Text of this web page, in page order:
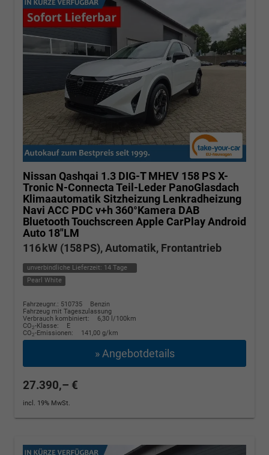
Nissan Qashqai 1.3 DIG-T MHEV 158 PS X-
Tronic N-Connecta Teil-Leder PanoGlasdach
Klimaautomatik Sitzheizung Lenkradheizung
Navi ACC PDC v+h 360°Kamera DAB
Bluetooth Touchscreen Apple CarPlay Android
Auto 18"LM
116 kW (158 PS), Automatik, Frontantrieb
unverbindliche Lieferzeit: 14 Tage
Pearl White
Fahrzeugnr.: 510735
Benzin
Fahrzeug mit Tageszulassung
Verbrauch kombiniert:
6,30 l/100km
CO2-Klasse:
E
CO2-Emissionen: 141,00 g/km
» Angebotdetails
27.390,– €
incl. 19% MwSt.